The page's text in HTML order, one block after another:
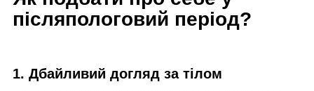
післяпологовий період?
1. Дбайливий догляд за тілом